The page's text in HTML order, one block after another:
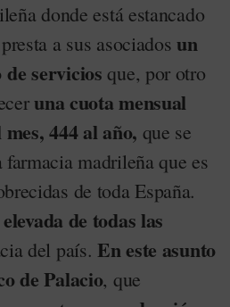
donde está estancado
a sus asociadosun
servicios que, por otro
una cuota mensual
444 al año, que se
madrileña que es
de toda España.
de todas las
del país.En este asunto
de Palacio, que